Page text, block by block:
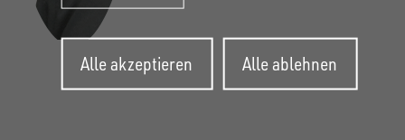
Alle akzeptieren
zurückziehen
Alle ablehnen